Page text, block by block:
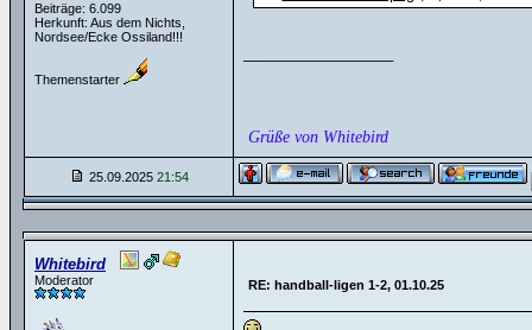
Beiträge: 6.099
Herkunft: Aus dem Nichts,
Nordsee/Ecke Ossiland!!!
Themenstarter
Grüße von Whitebird
25.09.2025 21:54
Whitebird
Moderator RE: handball-ligen 1-2, 01.10.25